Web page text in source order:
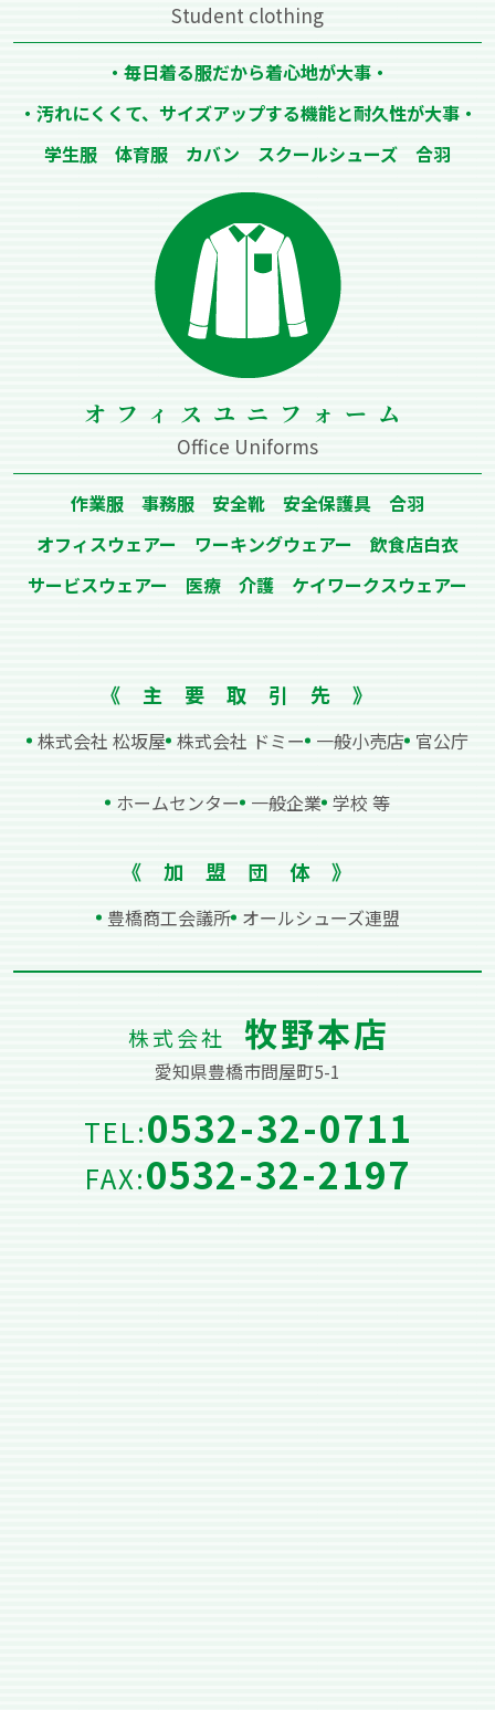
Student clothing
・毎⽇着る服だから着⼼地が⼤事・
・汚れにくくて、サイズアップする機能と耐久性が⼤事・
学⽣服 体育服 カバン スクールシューズ 合⽻
オフィスユニフォーム
Office Uniforms
作業服 事務服 安全靴 安全保護具 合⽻
オフィスウェアー ワーキングウェアー 飲⾷店⽩⾐
サービスウェアー 医療 介護 ケイワークスウェアー
《主要取引先》
株式会社 松坂屋 株式会社 ドミー ⼀般⼩売店 官公庁
ホームセンター ⼀般企業 学校 等
《加盟団体》
豊橋商⼯会議所 オールシューズ連盟
株式会社 牧野本店
愛知県豊橋市問屋町5-1
TEL:0532-32-0711
FAX:0532-32-2197